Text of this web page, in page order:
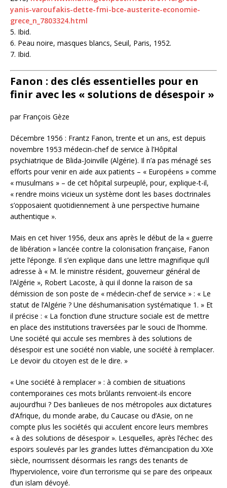
yanis-varoufakis-dette-fmi-bce-austerite-economie-
grece_n_7803324.html
5. Ibid.
6. Peau noire, masques blancs, Seuil, Paris, 1952.
7. Ibid.
Fanon : des clés essentielles pour en
finir avec les « solutions de désespoir »
par François Gèze
Décembre 1956 : Frantz Fanon, trente et un ans, est depuis
novembre 1953 médecin-chef de service à l’Hôpital
psychiatrique de Blida-Joinville (Algérie). Il n’a pas ménagé ses
efforts pour venir en aide aux patients – « Européens » comme
« musulmans » – de cet hôpital surpeuplé, pour, explique-t-il,
« rendre moins vicieux un système dont les bases doctrinales
s’opposaient quotidiennement à une perspective humaine
authentique ».
Mais en cet hiver 1956, deux ans après le début de la « guerre
de libération » lancée contre la colonisation française, Fanon
jette l’éponge. Il s’en explique dans une lettre magnifique qu’il
adresse à « M. le ministre résident, gouverneur général de
l’Algérie », Robert Lacoste, à qui il donne la raison de sa
démission de son poste de « médecin-chef de service » : « Le
statut de l’Algérie ? Une déshumanisation systématique 1. » Et
il précise : « La fonction d’une structure sociale est de mettre
en place des institutions traversées par le souci de l’homme.
Une société qui accule ses membres à des solutions de
désespoir est une société non viable, une société à remplacer.
Le devoir du citoyen est de le dire. »
« Une société à remplacer » : à combien de situations
contemporaines ces mots brûlants renvoient-ils encore
aujourd’hui ? Des banlieues de nos métropoles aux dictatures
d’Afrique, du monde arabe, du Caucase ou d’Asie, on ne
compte plus les sociétés qui acculent encore leurs membres
« à des solutions de désespoir ». Lesquelles, après l’échec des
espoirs soulevés par les grandes luttes d’émancipation du XXe
siècle, nourrissent désormais les rangs des tenants de
l’hyperviolence, voire d’un terrorisme qui se pare des oripeaux
d’un islam dévoyé.